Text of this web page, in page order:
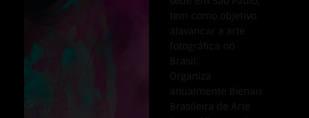
tem como objetivo
alavancar a arte
fotográfica no
Brasil.
Organiza
anualmente Bienais
Brasileira de Arte